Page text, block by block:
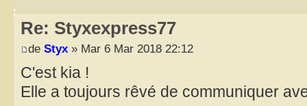
Re: Styxexpress77
de Styx » Mar 6 Mar 2018 22:12
C'est kia !
Elle a toujours rêvé de communiquer